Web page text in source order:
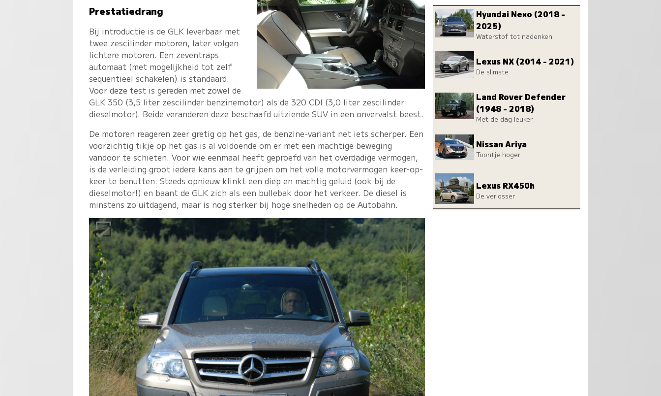
Prestatiedrang
Bij introductie is de GLK leverbaar met
twee zescilinder motoren, later volgen
lichtere motoren. Een zeventraps
automaat (met mogelijkheid tot zelf
sequentieel schakelen) is standaard.
Voor deze test is gereden met zowel de
GLK 350 (3,5 liter zescilinder benzinemotor) als de 320 CDI (3,0 liter zescilinder
dieselmotor). Beide veranderen deze beschaafd uitziende SUV in een onvervalst beest.
De motoren reageren zeer gretig op het gas, de benzine-variant net iets scherper. Een
voorzichtig tikje op het gas is al voldoende om er met een machtige beweging
vandoor te schieten. Voor wie eenmaal heeft geproefd van het overdadige vermogen,
is de verleiding groot iedere kans aan te grijpen om het volle motorvermogen keer-op-
keer te benutten. Steeds opnieuw klinkt een diep en machtig geluid (ook bij de
dieselmotor!) en baant de GLK zich als een bullebak door het verkeer. De diesel is
minstens zo uitdagend, maar is nog sterker bij hoge snelheden op de Autobahn.
Hyundai Nexo (2018 -
2025)
Waterstof tot nadenken
Lexus NX (2014 - 2021)
De slimste
Land Rover Defender
(1948 - 2018)
Met de dag leuker
Nissan Ariya
Toontje hoger
Lexus RX450h
De verlosser